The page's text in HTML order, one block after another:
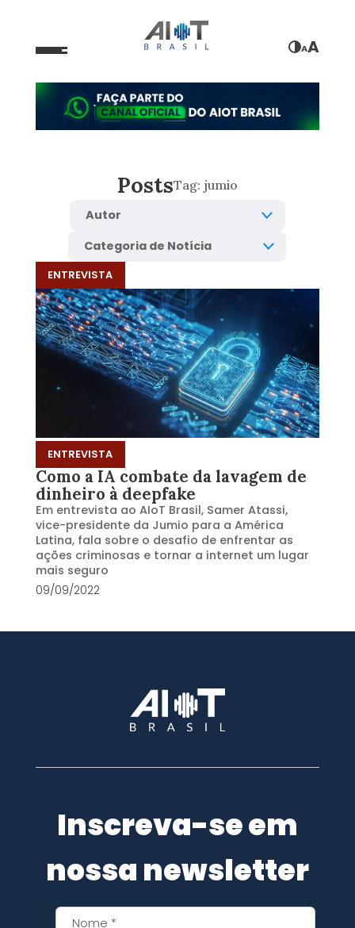
AA
PostsTag: jumio
ENTREVISTA
ENTREVISTA
Como a IA combate da lavagem de
dinheiro à deepfake
Em entrevista ao AIoT Brasil, Samer Atassi,
vice-presidente da Jumio para a América
Latina, fala sobre o desafio de enfrentar as
ações criminosas e tornar a internet um lugar
mais seguro
09/09/2022
Inscreva-se em
nossa newsletter